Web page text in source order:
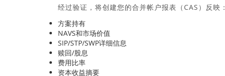
经过验证，将创建您的合并帐户报表（CAS）反映：
方案持有
NAVS和市场价值
SIP/STP/SWP详细信息
赎回/股息
费用比率
资本收益摘要